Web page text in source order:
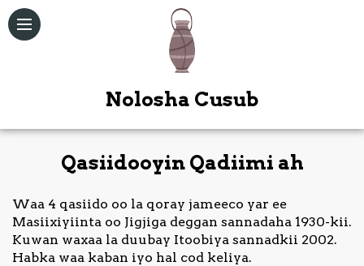
Qoraallo
Maqal /
Nolosha Cusub
Qasiidooyin Qadiimi ah
Waa 4 qasiido oo la qoray jameeco yar ee
Masiixiyiinta oo Jigjiga deggan sannadaha 1930-kii.
Kuwan waxaa la duubay Itoobiya sannadkii 2002.
Habka waa kaban iyo hal cod keliya.